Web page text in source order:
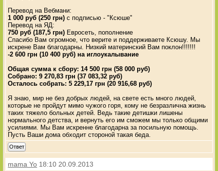
Перевод на Вебмани:
1 000 руб (250 грн) с подписью - "Ксюше"
Перевод на ЯД:
750 руб (187,5 грн) Евросеть, пополнение
Спасибо Вам огромное, что верите и поддерживаете Ксюшу. Мы
искрене Вам благодарны. Низкий материнский Вам поклон!!!!!!!
-2 600 грн (10 400 руб) на иглоукалывание
Общая сумма к сбору: 14 500 грн (58 000 руб)
Собрано: 9 270,83 грн (37 083,32 руб)
Осталось собрать: 5 229,17 грн (20 916,68 руб)
Я знаю, мир не без добрых людей, на свете есть много людей,
которые не пройдут мимо чужого горя, кому не безразлична жизнь
таких тяжело больных детей. Ведь такие детишки лишены
нормального детства, и вернуть его им сможем мы только общими
усилиями. Мы Вам искренне благодарна за посильную помощь.
Пусть Ваши дома обходит стороной такая беда.
Ответ
mama Yo 18:10 20.09.2013